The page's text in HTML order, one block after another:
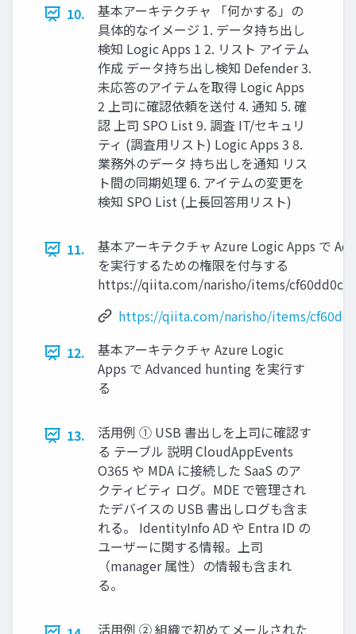
10.
基本アーキテクチャ 「何かする」の
具体的なイメージ 1. データ持ち出し
検知 Logic Apps 1 2. リスト アイテム
作成 データ持ち出し検知 Defender 3.
未応答のアイテムを取得 Logic Apps
2 上司に確認依頼を送付 4. 通知 5. 確
認 上司 SPO List 9. 調査 IT/セキュリ
ティ (調査用リスト) Logic Apps 3 8.
業務外のデータ 持ち出しを通知 リス
ト間の同期処理 6. アイテムの変更を
検知 SPO List (上長回答用リスト)
11.
基本アーキテクチャ Azure Logic Apps で
を実行するための権限を付与する
https://qiita.com/narisho/items/
https://qiita.com/narisho/items/
12.
基本アーキテクチャ Azure Logic
Apps で Advanced hunting を実行す
る
13.
活用例 ① USB 書出しを上司に確認す
る テーブル 説明 CloudAppEvents
O365 や MDA に接続した SaaS のア
クティビティ ログ。MDE で管理され
たデバイスの USB 書出しログも含ま
れる。 IdentityInfo AD や Entra ID の
ユーザーに関する情報。上司
（manager 属性）の情報も含まれ
る。
活用例 ② 組織で初めてメールされた